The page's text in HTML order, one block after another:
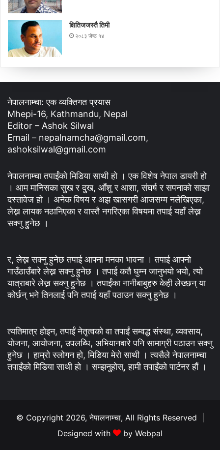
क्षितिजजस्तै तिमी
२०८३ जेष्ठ १४
नेपालनाम्चा: एक व्यक्तिगत प्रयास
Mhepi-16, Kathmandu, Nepal
Editor – Ashok Silwal
Email – nepalnamcha@gmail.com,
ashoksilwal@gmail.com
नेपालनाम्चा तपाईंको मिडिया साथी हो । एक विशेष नेपाल डायरी हो
। आम मानिसका सुख र दुख, आँशु र आशा, संघर्ष र सपनाको साझा
दस्तावेज हो । अनेक विषय र अझ खासगरी आजसम्म नलेखिएका,
लेख्न लायक नठानिएका र वास्तै नगरिएका विषयमा तपाई यहाँ लेख्न
सक्नु हुनेछ ।
र, लेख्न सक्नु हुनेछ तपाई आफ्ना मनका भावना । तपाई आफ्नो
गाउँठाउँबारे लेख्न सक्नु हुनेछ । तपाई कतै घुम्न जानुभयो भयो, त्यो
यात्राबारे लेख्न सक्नु हुनेछ । तपाईंका नानीबाबुहरु केही लेख्छन् या
कोर्छन् भने तिनलाई पनि तपाई यहाँ पठाउन सक्नु हुनेछ ।
त्यतिमात्र होइन, तपाईं नेतृत्वको वा तपाईं सम्वद्ध संस्था, व्यवसाय,
योजना, आयोजना, उपलब्धि, अभियानबारे पनि सामाग्री पठाउन सक्नु
हुनेछ । हाम्रो स्लोगन हो, मिडिया मेरो साथी । त्यसैले नेपालनाम्चा
तपाईंको मिडिया साथी हो । सम्झनुहोस्, हामी तपाईंको पार्टनर हौं ।
© Copyright 2026, नेपालनाम्चा, All Rights Reserved |
Designed with
by Webpal